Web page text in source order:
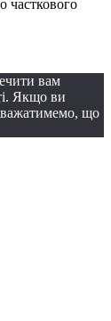
часткового
вам
Якщо ви
що